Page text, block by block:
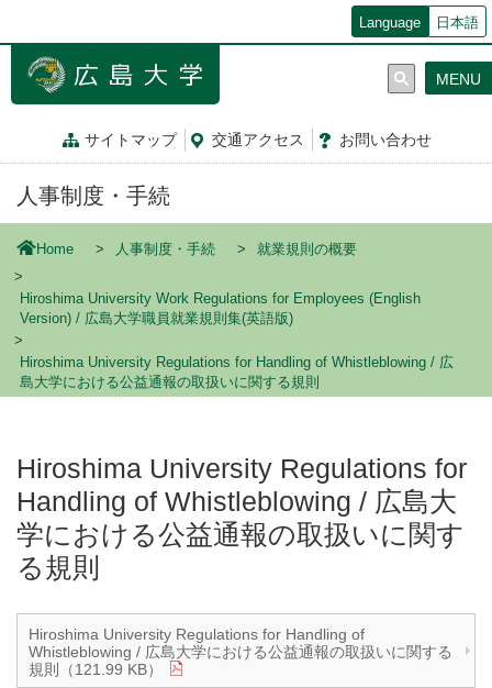
ン
Language 日本語
サイトマップ 交通アクセス お問い合わせ
MENU
人事制度・手続
Home 人事制度・手続 就業規則の概要
Hiroshima University Work Regulations for Employees (English
Version) / 広島大学職員就業規則集(英語版)
Hiroshima University Regulations for Handling of Whistleblowing / 広
島大学における公益通報の取扱いに関する規則
Hiroshima University Regulations for
Handling of Whistleblowing / 広島大
学における公益通報の取扱いに関す
る規則
Hiroshima University Regulations for Handling of
Whistleblowing / 広島大学における公益通報の取扱いに関する
規則（121.99 KB）